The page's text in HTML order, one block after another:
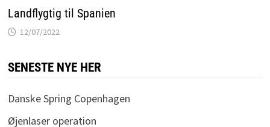
Landflygtig til Spanien
12/07/2022
SENESTE NYE HER
Danske Spring Copenhagen
Øjenlaser operation